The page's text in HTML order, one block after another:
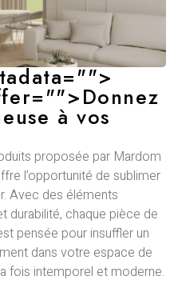
">
">Donnez
à vos
proposée par Mardom
l’opportunité de sublimer
Avec des éléments
durabilité, chaque pièce de
pensée pour insuffler un
dans votre espace de
fois intemporel et moderne.